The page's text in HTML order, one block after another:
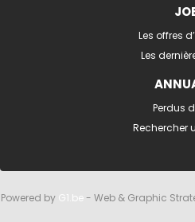
Les offres
Les
Perdus
Rechercher
Powered by G1.be- Web & Graphic